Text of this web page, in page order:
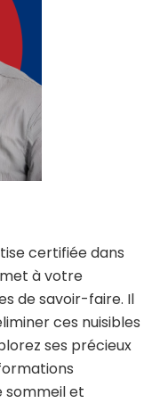
certifiée dans
met à votre
de savoir-faire. Il
ces nuisibles
ses précieux
sommeil et